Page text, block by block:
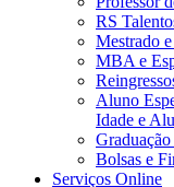
RS
Mestrado
MBA e
Aluno
Idade e
Bolsas e
Serviços Online